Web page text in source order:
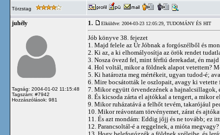
Törzstag
juhély
Tagság: 2004-01-02 11:15:48
Tagszám: #7942
Hozzászólások: 981
1. Elküldve: 2004-03-23 12:05:29, TUDOMÁNY ÉS HIT
Jób könyve 38. fejezet
1. Majd felele az Úr Jóbnak a forgószélből és
2. Ki az, a ki elhomályosítja az örök rendet
3. Nosza övezd fel, mint férfiú derekadat, én
4. Hol voltál, mikor a földnek alapot vetettem?
5. Ki határozta meg mértékeit, ugyan tudod-é;
6. Mire bocsátották le oszlopait, avagy ki vetette
7. Mikor együtt örvendezének a hajnalcsillagok,
8. És kicsoda zárta el ajtókkal a tengert, a mikor
9. Mikor ruházatává a felhőt tevém, takarójául
10. Mikor reávontam törvényemet, zárat és
11. És azt mondám: Eddig jőjj és ne tovább; ez
12. Parancsoltál-é a reggelnek, a mióta